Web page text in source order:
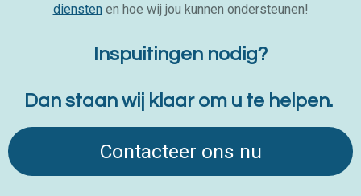
dienstenen hoe wij jou kunnen ondersteunen!
Inspuitingen nodig?
Dan staan wij klaar om u te helpen.
Contacteer ons nu